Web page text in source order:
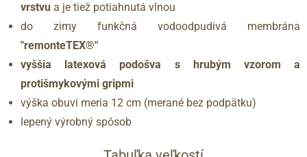
vrstvu a je tiež potiahnutá vlnou
do zimy funkčná vodoodpudivá membrána
"remonteTEX®"
vyššia latexová podošva s hrubým vzorom a
protišmykovými gripmi
výška obuvi meria 12 cm (merané bez podpätku)
lepený výrobný spôsob